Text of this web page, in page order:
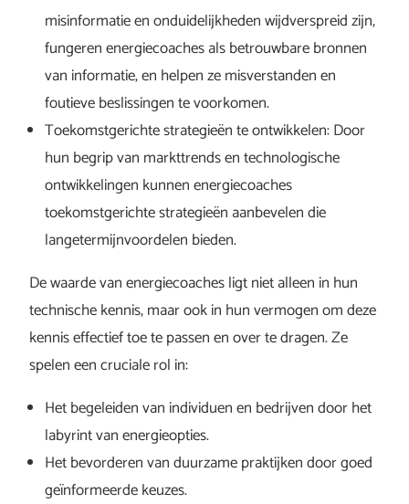
misinformatie en onduidelijkheden wijdverspreid zijn,
fungeren energiecoaches als betrouwbare bronnen
van informatie, en helpen ze misverstanden en
foutieve beslissingen te voorkomen.
Toekomstgerichte strategieën te ontwikkelen: Door
hun begrip van markttrends en technologische
ontwikkelingen kunnen energiecoaches
toekomstgerichte strategieën aanbevelen die
langetermijnvoordelen bieden.
De waarde van energiecoaches ligt niet alleen in hun
technische kennis, maar ook in hun vermogen om deze
kennis effectief toe te passen en over te dragen. Ze
spelen een cruciale rol in:
Het begeleiden van individuen en bedrijven door het
labyrint van energieopties.
Het bevorderen van duurzame praktijken door goed
geïnformeerde keuzes.